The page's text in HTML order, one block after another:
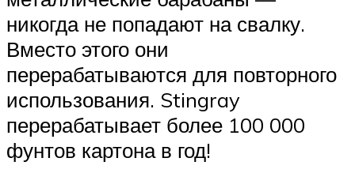
никогда не попадают на свалку.
Вместо этого они
перерабатываются для повторного
использования. Stingray
перерабатывает более 100 000
фунтов картона в год!